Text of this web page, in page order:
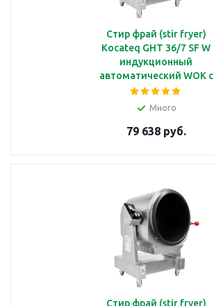
Стир фрай (stir fryer)
Kocateq GHT 36/7 SF W
индукционный
автоматический WOK с
чашей диаметром Ø36
см, с душем, 7 кВт
Много
79 638 руб.
Стир фрай (stir fryer)